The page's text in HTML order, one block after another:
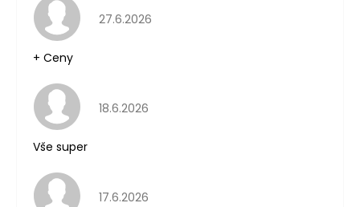
Hodnocení obchodu je 5 z 5 hvězdiček.
27.6.2026
+ Ceny
Hodnocení obchodu je 5 z 5 hvězdiček.
18.6.2026
Vše super
Hodnocení obchodu je 5 z 5 hvězdiček.
17.6.2026